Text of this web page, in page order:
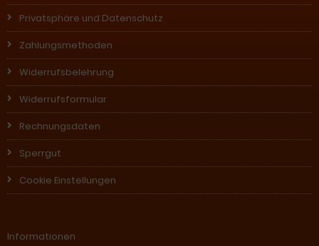
Privatsphäre und Datenschutz
Zahlungsmethoden
Widerrufsbelehrung
Widerrufsformular
Rechnungsdaten
Sperrgut
Cookie Einstellungen
Informationen